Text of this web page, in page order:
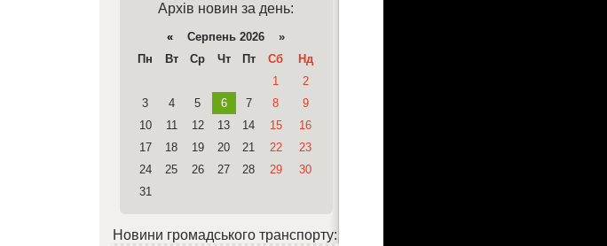
Архів новин за день:
« Серпень 2026 »
Пн
Вт Ср Чт Пт Сб
Нд
1
2
3
4 5 6 7 8
9
10
11 12 13 14 15
16
17
18 19 20 21 22
23
24
25 26 27 28 29
30
31
Новини громадського транспорту: